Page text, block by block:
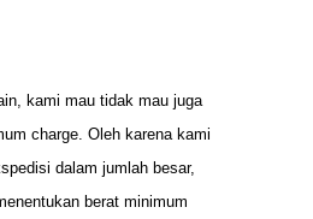
kami mau tidak mau juga
charge. Oleh karena kami
dalam jumlah besar,
berat minimum